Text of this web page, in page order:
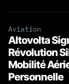
Aviation
Altovolta
Révolution
Mobilité
Personnelle